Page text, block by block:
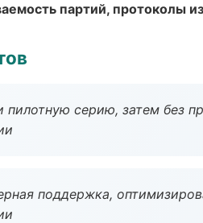
партий, протоколы
пилотную серию, затем без
поддержка,